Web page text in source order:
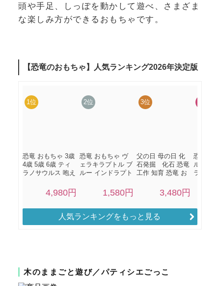
頭や手足、しっぽを動かして遊べ、さまざま
な楽しみ方ができるおもちゃです。
人気ランキングをもっと見る
木のままごと遊び／パティシエごっこ